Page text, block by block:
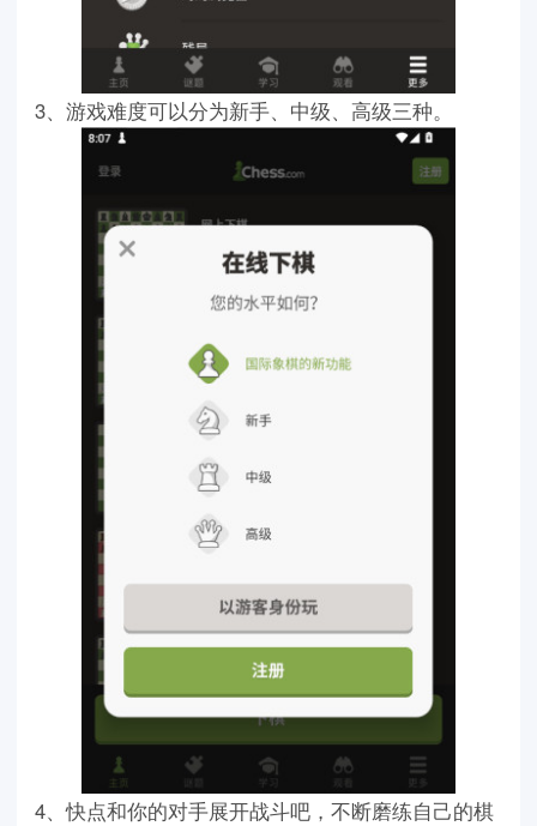
3、游戏难度可以分为新手、中级、高级三种。
4、快点和你的对手展开战斗吧，不断磨练自己的棋